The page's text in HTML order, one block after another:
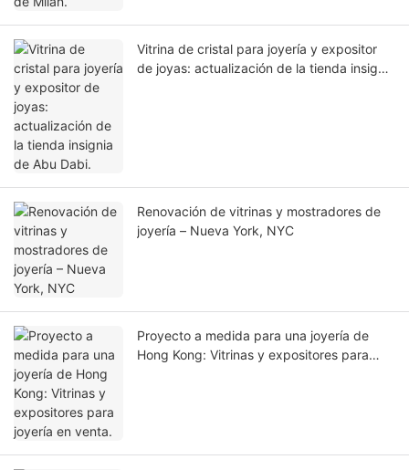
Vitrina de cristal para joyería y expositor
de joyas: actualización de la tienda insignia
Renovación de vitrinas y mostradores de
joyería – Nueva York, NYC
Proyecto a medida para una joyería de
Hong Kong: Vitrinas y expositores para